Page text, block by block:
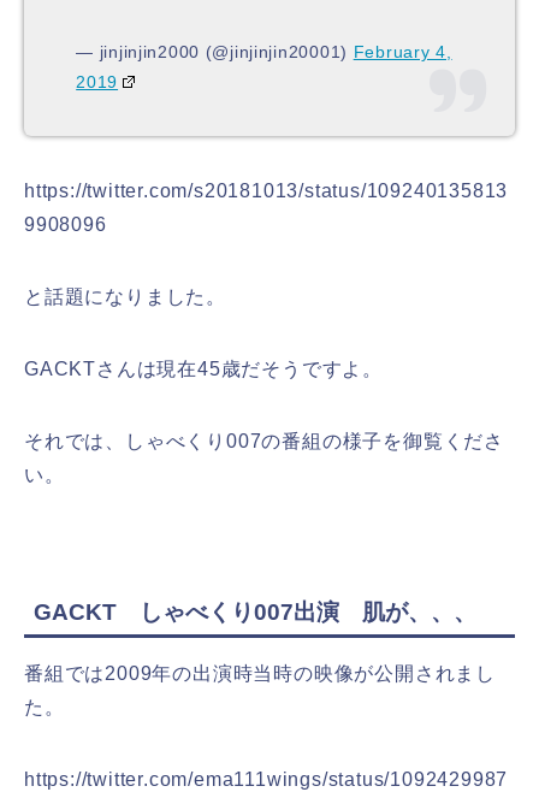
— jinjinjin2000 (@jinjinjin20001) February 4,
2019
https://twitter.com/s20181013/status/109240135813
9908096
と話題になりました。
GACKTさんは現在45歳だそうですよ。
それでは、しゃべくり007の番組の様子を御覧くださ
い。
GACKT しゃべくり007出演 肌が、、、
番組では2009年の出演時当時の映像が公開されまし
た。
https://twitter.com/ema111wings/status/1092429987